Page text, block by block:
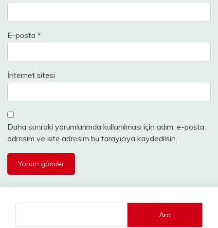
E-posta *
İnternet sitesi
Daha sonraki yorumlarımda kullanılması için adım, e-posta
adresim ve site adresim bu tarayıcıya kaydedilsin.
Ara